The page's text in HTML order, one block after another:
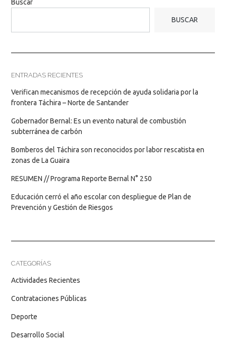
Buscar
BUSCAR
ENTRADAS RECIENTES
Verifican mecanismos de recepción de ayuda solidaria por la
frontera Táchira – Norte de Santander
Gobernador Bernal: Es un evento natural de combustión
subterránea de carbón
Bomberos del Táchira son reconocidos por labor rescatista en
zonas de La Guaira
RESUMEN // Programa Reporte Bernal N° 250
Educación cerró el año escolar con despliegue de Plan de
Prevención y Gestión de Riesgos
CATEGORÍAS
Actividades Recientes
Contrataciones Públicas
Deporte
Desarrollo Social